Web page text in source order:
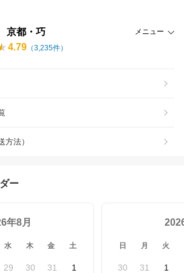
京都・巧 メニュー
4.79 （3,235件）
方法）
ー
年8月
水 木 金 土
29 30 31 1
日 月 火
30 31 1